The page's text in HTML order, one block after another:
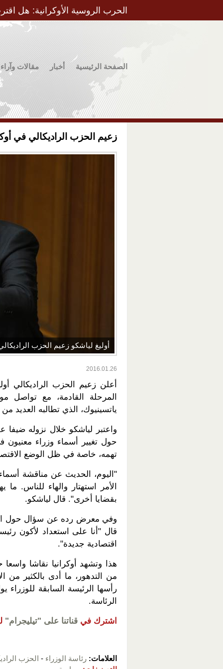
الحرب الروسية الأوكرانية: هل
الصفحة الرئيسية أخبار مقالات وآراء
زعيم الحزب الراديكالي في
أوليغ لياشكو زعيم الحزب
2016.01.26
أعلن زعيم الحزب الراديكالي
المرحلة القادمة، مع تواصل
ياتسينيوك، الذي تطالبه العديد
حول تغيير أسماء وزراء معنيون
تهمه، خاصة في ظل الوضع
"اليوم، الحديث عن مناقشة
الأمر استهتار والهاء للناس.
بقضايا أخرى". قال لياشكو.
وفي معرض رده عن سؤال حول
قال "أنا على استعداد لأكون
اقتصادية جديدة".
هذا وتشهد أوكرانيا نقاشا
من التدهور، ما أدى بالكثير من
رأسها الرئيسة السابقة
الرئاسة.
اشترك في قناتنا على "تيليجرام"
العلامات: رئاسة الوزراء - الحزب